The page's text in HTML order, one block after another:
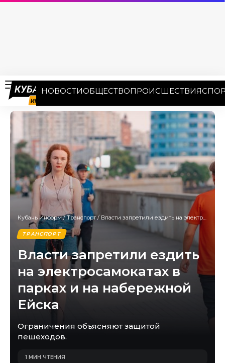
НОВОСТИОБЩЕСТВОПРОИСШЕСТВИЯ
Кубань Информ/Транспорт / Власти запретили ездить на электросамокатах в парках и на набережной Ейска
ТРАНСПОРТ
Власти запретили ездить
на электросамокатах в
парках и на набережной
Ейска
Ограничения объясняют защитой
пешеходов.
1 МИН ЧТЕНИЯ